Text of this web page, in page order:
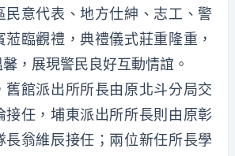
民意代表、地方仕紳、志工、警
臨觀禮，典禮儀式莊重隆重，
，展現警民良好互動情誼。
舊館派出所所長由原北斗分局交
接任，埔東派出所所長則由原彰
長翁維辰接任；兩位新任所長學